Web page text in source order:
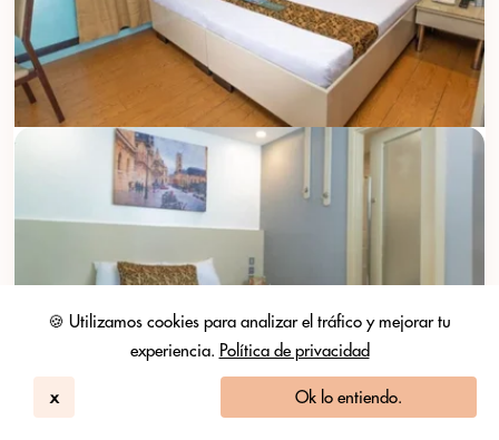
🍪 Utilizamos cookies para analizar el tráfico y mejorar tu
experiencia. Política de privacidad
x Ok lo entiendo.